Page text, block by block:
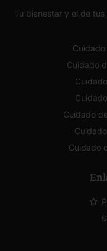
Tu bienestar y el de
Cuidado
Cuidado
Cuidado